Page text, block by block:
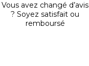
Vous avez changé d’avis
? Soyez satisfait ou
remboursé